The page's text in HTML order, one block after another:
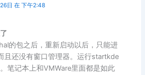
日 在 下午2:48
的包之后，重新启动以后，只能进
且还没有窗口管理器。运行startkde
笔记本上和VMWare里面都是如此